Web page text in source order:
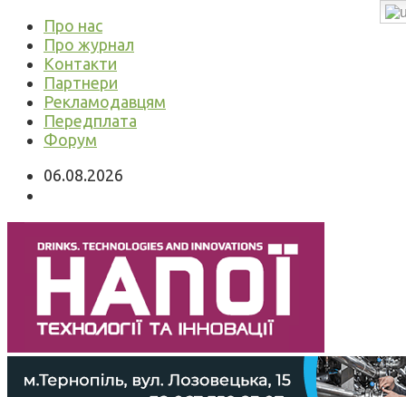
Про нас
Про журнал
Контакти
Партнери
Рекламодавцям
Передплата
Форум
06.08.2026